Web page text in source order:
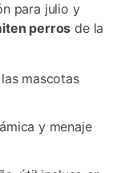
para julio y
perros de la
mascotas
y menaje